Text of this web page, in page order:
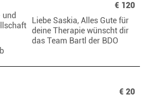
€ 120
Liebe Saskia, Alles Gute für
deine Therapie wünscht dir
das Team Bartl der BDO
€ 20